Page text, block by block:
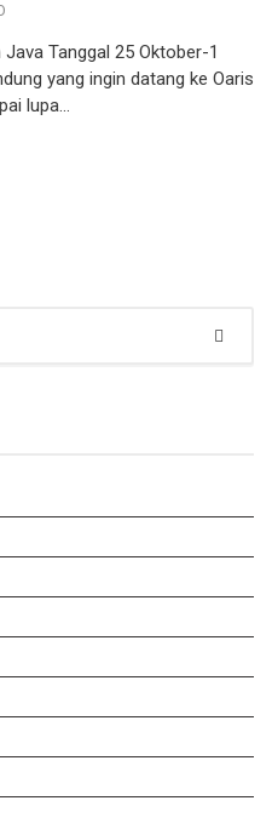
Tanggal 25 Oktober-1
yang ingin datang ke Oaris
lupa…